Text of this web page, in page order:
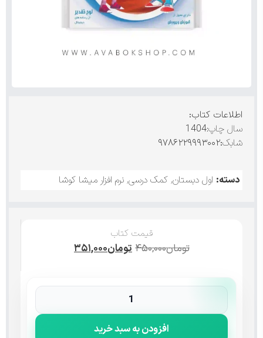
اطلاعات کتاب:
سال چاپ:1404
شابک:۹۷۸۶۲۲۹۹۹۳۰۰۲
دسته: اول دبستان, کمک درسی, نرم افزار میشا کوشا
قیمت کتاب
تومان۴۵۰,۰۰۰تومان۳۵۱,۰۰۰
افزودن به سبد خرید